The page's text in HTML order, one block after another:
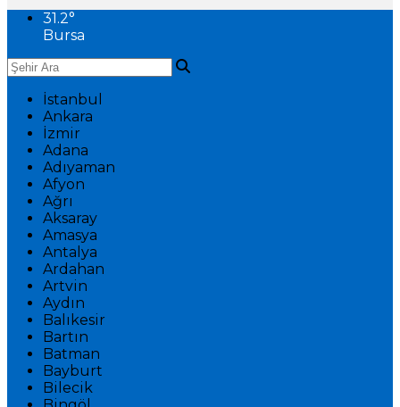
31.2°
Bursa
İstanbul
Ankara
İzmir
Adana
Adıyaman
Afyon
Ağrı
Aksaray
Amasya
Antalya
Ardahan
Artvin
Aydın
Balıkesir
Bartın
Batman
Bayburt
Bilecik